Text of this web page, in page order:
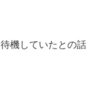
機していたとの話